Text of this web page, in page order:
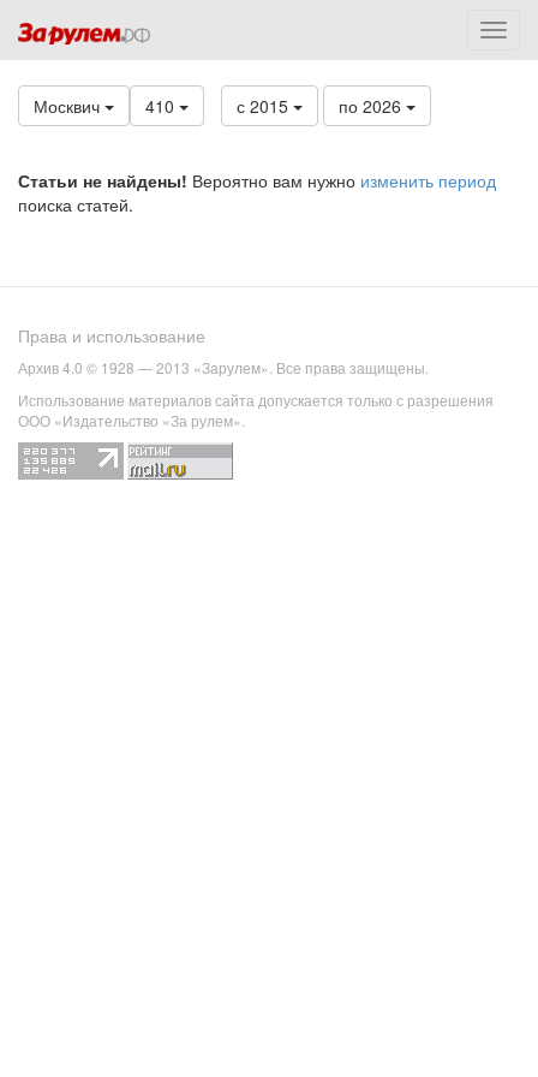
Москвич 410 с 2015 по 2026
Статьи не найдены! Вероятно вам нужно изменить период
поиска статей.
Права и использование
Архив 4.0 © 1928 — 2013 «Зарулем». Все права защищены.
Использование материалов сайта допускается только с разрешения
ООО «Издательство «За рулем».